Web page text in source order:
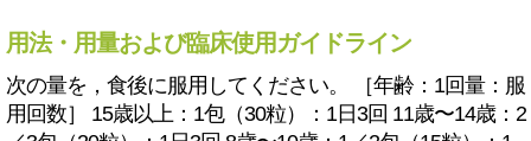
用法・用量および臨床使用ガイドライン
次の量を，食後に服用してください。 ［年齢：1回量：服
用回数］ 15歳以上：1包（30粒）：1日3回 11歳〜14歳：2